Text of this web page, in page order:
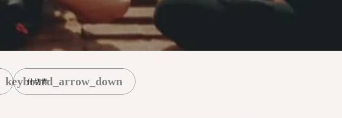
什切青
keyboard_arrow_down